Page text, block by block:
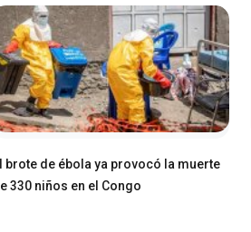
brote de ébola ya provocó la muerte
330 niños en el Congo